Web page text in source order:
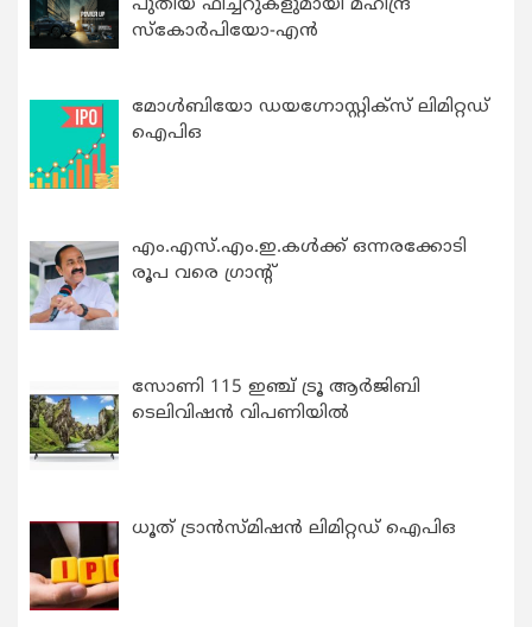
പുതിയ ഫീച്ചറുകളുമായി മഹീന്ദ്ര
സ്കോർപിയോ-എൻ
മോൾബിയോ ഡയഗ്നോസ്റ്റിക്സ് ലിമിറ്റഡ്
ഐപിഒ
എം.എസ്.എം.ഇ.കൾക്ക് ഒന്നരക്കോടി
രൂപ വരെ ഗ്രാന്റ്
സോണി 115 ഇഞ്ച് ട്രൂ ആർജിബി
ടെലിവിഷൻ വിപണിയിൽ
ധൂത് ട്രാൻസ്മിഷൻ ലിമിറ്റഡ് ഐപിഒ